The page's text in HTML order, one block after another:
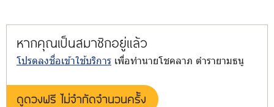
หากคุณเป็นสมาชิกอยู่แล้ว
โปรดลงชื่อเข้าใช้บริการ เพื่อทำนายโชคลาภ ตำรายามธนู
ดูดวงฟรี ไม่จำกัดจำนวนครั้ง